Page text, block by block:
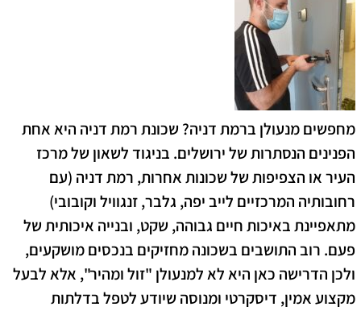
מחפשים מנעולן ברמת דניה? שכונתרמת דניה היא אחת
הפנינים הנסתרות של ירושלים. בניגוד לשאון של מרכז
העיר או הצפיפות של שכונות אחרות, רמת דניה (עם
רחובותיה המרכזיים לייב יפה, גלבר, זנגוויל וקובובי)
מתאפיינת באיכות חיים גבוהה, שקט, ובנייה איכותית של
פעם. רוב התושבים בשכונה מחזיקים בנכסים מושקעים,
ולכן הדרישה כאן היא לא למנעולן "זול ומהיר", אלא לבעל
מקצוע אמין, דיסקרטי ומנוסה שיודע לטפל בדלתות